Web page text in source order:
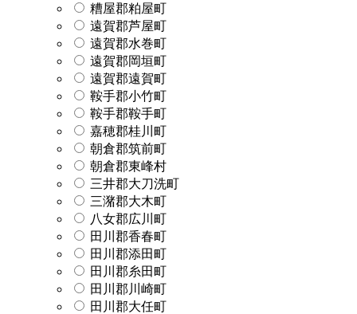
糟屋郡粕屋町
遠賀郡芦屋町
遠賀郡水巻町
遠賀郡岡垣町
遠賀郡遠賀町
鞍手郡小竹町
鞍手郡鞍手町
嘉穂郡桂川町
朝倉郡筑前町
朝倉郡東峰村
三井郡大刀洗町
三潴郡大木町
八女郡広川町
田川郡香春町
田川郡添田町
田川郡糸田町
田川郡川崎町
田川郡大任町